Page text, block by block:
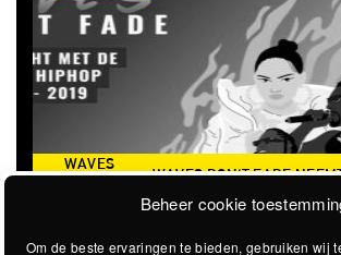
Beheer cookie
Om de beste ervaringen te bieden, gebruiken wij
WAVES
WAVES DON'T FADE
NAAR DE ICONISCHE